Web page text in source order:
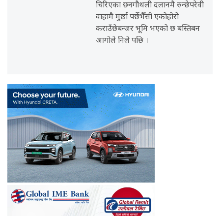
चिरिएका छनगौथली दलानमै रुन्छेपरेवी
वाहामै मुर्छा पर्छेभैँसी एकोहोरो
कराउँछेबन्जर भूमि भएको छ बस्तिबन
आगोले निले पछि ।